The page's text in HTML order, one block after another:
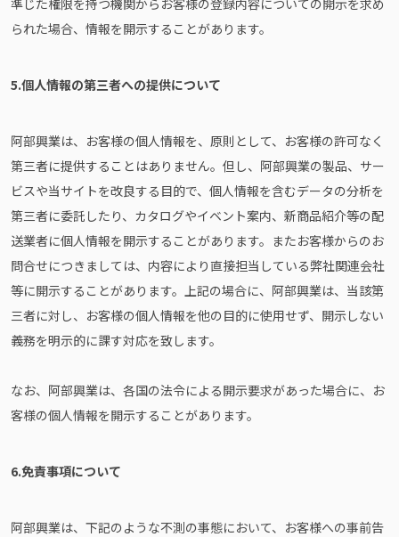
準じた権限を持つ機関からお客様の登録内容についての開示を求め
られた場合、情報を開示することがあります。
5.個人情報の第三者への提供について
阿部興業は、お客様の個人情報を、原則として、お客様の許可なく
第三者に提供することはありません。但し、阿部興業の製品、サー
ビスや当サイトを改良する目的で、個人情報を含むデータの分析を
第三者に委託したり、カタログやイベント案内、新商品紹介等の配
送業者に個人情報を開示することがあります。またお客様からのお
問合せにつきましては、内容により直接担当している弊社関連会社
等に開示することがあります。上記の場合に、阿部興業は、当該第
三者に対し、お客様の個人情報を他の目的に使用せず、開示しない
義務を明示的に課す対応を致します。
なお、阿部興業は、各国の法令による開示要求があった場合に、お
客様の個人情報を開示することがあります。
6.免責事項について
阿部興業は、下記のような不測の事態において、お客様への事前告